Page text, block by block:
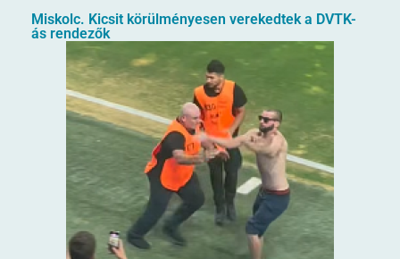
Miskolc. Kicsit körülményesen verekedtek a DVTK-
ás rendezők